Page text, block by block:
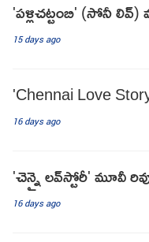
'పళ్లిచట్టంబి' (సోనీ లివ్)
15 days ago
'Chennai Love
16 days ago
'చెన్నై లవ్‌స్టోరీ' మూవీ
16 days ago